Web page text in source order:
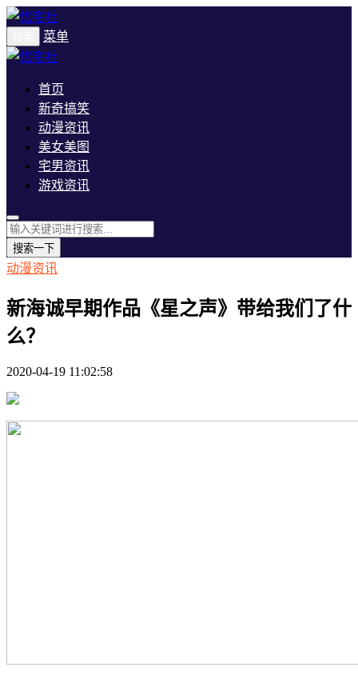
菜单
首页
新奇搞笑
动漫资讯
美女美图
宅男资讯
游戏资讯
搜索一下
动漫资讯
新海诚早期作品《星之声》带给我们了什
么？
2020-04-19 11:02:58